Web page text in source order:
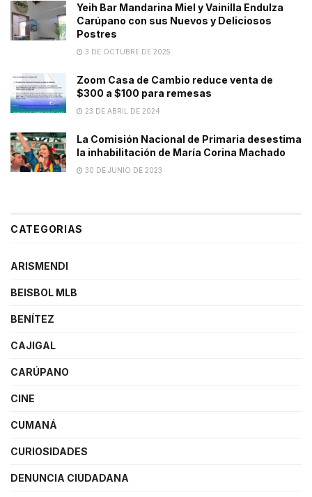
Yeih Bar Mandarina Miel y Vainilla Endulza
Carúpano con sus Nuevos y Deliciosos
Postres
3 DE OCTUBRE DE 2025
Zoom Casa de Cambio reduce venta de
$300 a $100 para remesas
23 DE ABRIL DE 2024
La Comisión Nacional de Primaria desestima
la inhabilitación de María Corina Machado
30 DE JUNIO DE 2023
CATEGORIAS
ARISMENDI
BEISBOL MLB
BENÍTEZ
CAJIGAL
CARÚPANO
CINE
CUMANÁ
CURIOSIDADES
DENUNCIA CIUDADANA